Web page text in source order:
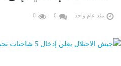
منذ عام واحد 0
0